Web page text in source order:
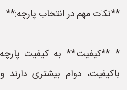
**نکات مهم در انتخاب پارچه:**
* **کیفیت:** به کیفیت
باکیفیت، دوام بیشتری